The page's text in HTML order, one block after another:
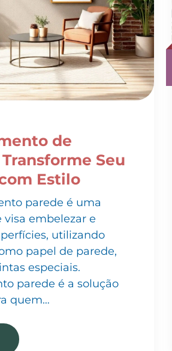
Seu
Estilo
parede é uma
visa embelezar e
utilizando
papel de parede,
especiais.
parede é a solução
quem…